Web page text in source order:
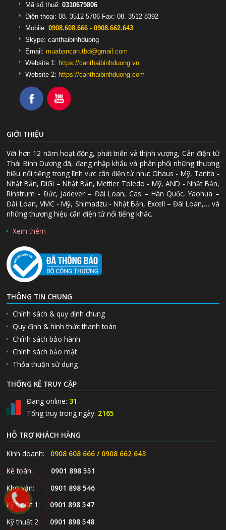
Mã số thuế:0310675806
Điện thoại: 08. 3512 5706 Fax: 08. 3512 8392
Mobile: 0908.608.666 - 0908.662.643
Skype:canthaibinhduong
Email:muabancan.tbd@gmail.com
Website 1: https://canthaibinhduong.vn
Website 2: https://canthaibinhduong.com
GIỚI THIỆU
Với hơn 12 năm hoạt động, phát triển và thịnh vượng, Cân điện tử
Thái Bình Dương đã, đang nhập khẩu và phân phối những thương
hiệu nổi tiếng trong lĩnh vực cân điện tử như: Ohaus - Mỹ, Tanita -
Nhật Bản, DiGi – Nhật Bản, Mettler Toledo - Mỹ, AND - Nhật Bản,
Rinstrum - Đức, Jadever – Đài Loan, Cas – Hàn Quốc, Yaohua –
Đài Loan, VMC - Mỹ, Shimadzu - Nhật Bản, Excell – Đài Loan,… và
những thương hiệu cân điện tử nổi tiếng khác.
Xem thêm
THÔNG TIN CHUNG
Chính sách & quy định chung
Quy định & hình thức thanh toán
Chính sách bảo hành
Chính sách bảo mật
Thỏa thuận sử dụng
THỐNG KÊ TRUY CẬP
Đang online: 31
Tổng truy trong ngày: 2165
HỖ TRỢ KHÁCH HÀNG
Kinh doanh:
0908 608 666 / 0908 662 643
Kế toán: 0901 898 551
Kho vận: 0901 898 546
Kỹ thuật 1:0901 898 547
Kỹ thuật 2: 0901 898 548